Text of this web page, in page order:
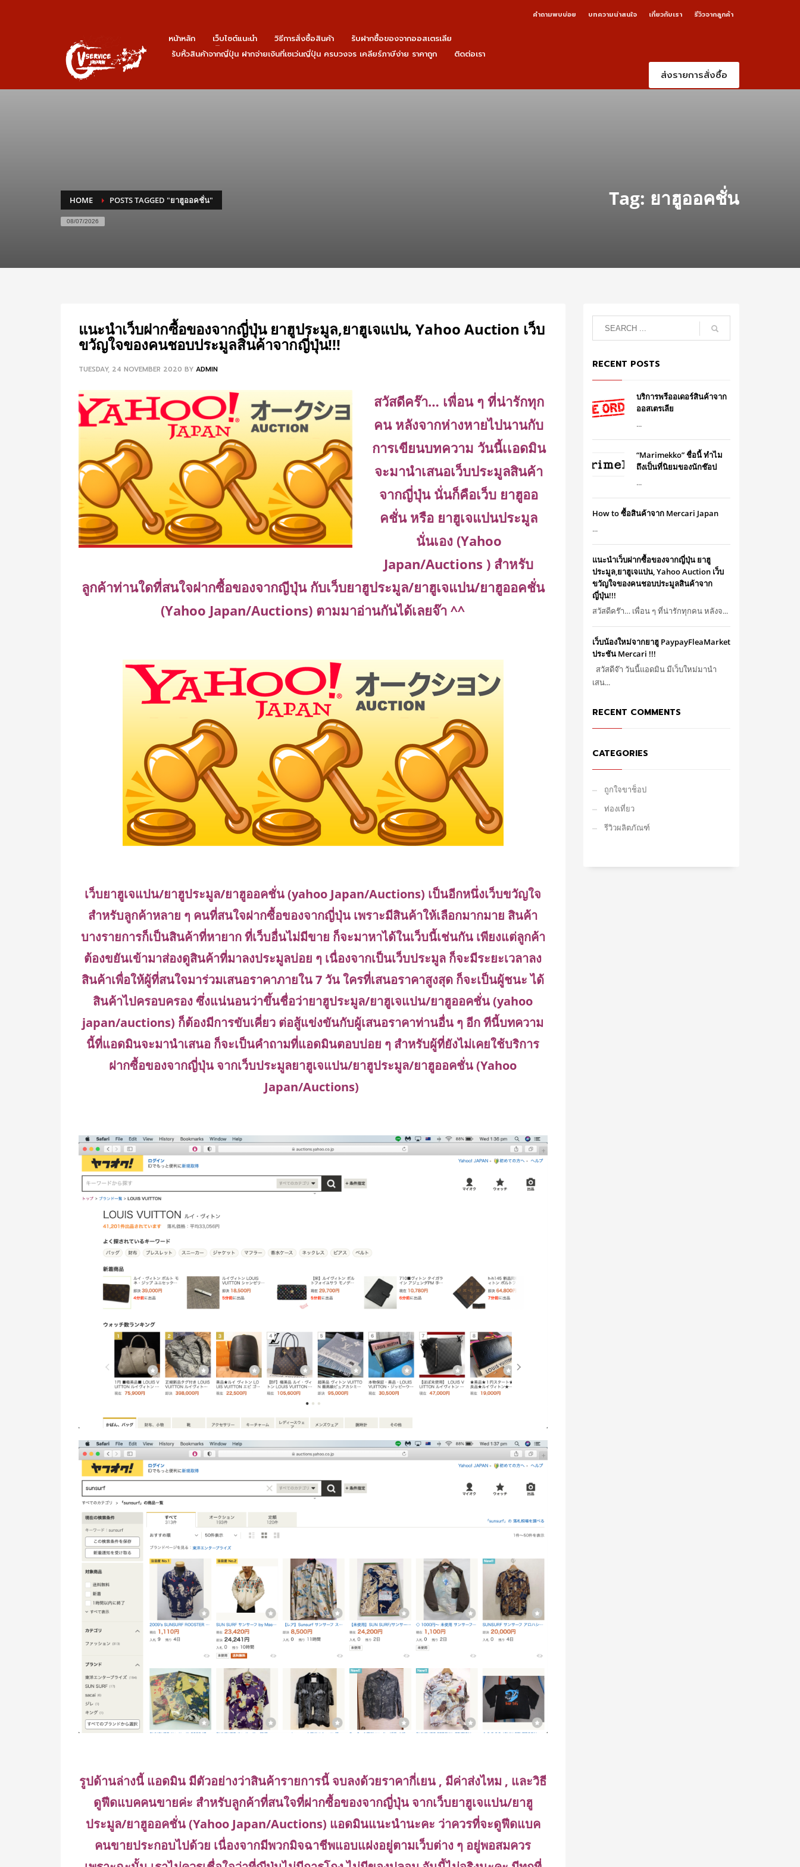
คำถามพบบ่อย บทความน่าสนใจ เกี่ยวกับเรา รีวิวจากลูกค้า
หน้าหลัก เว็บไซต์แนะนำ วิธีการสั่งซื้อสินค้า
รับฝากซื้อของจากออสเตรเลีย
รับหิ้วสินค้าจากญี่ปุ่น ฝากจ่ายเงินที่เซเว่นญี่ปุ่น ครบวงจร เคลียร์ภาษีง่าย ราคาถูก
ติดต่อเรา
ส่งรายการสั่งซื้อ
HOME POSTS TAGGED "ยาฮูออคชั่น"
08/07/2026
Tag: ยาฮูออคชั่น
แนะนำเว็บฝากซื้อของจากญี่ปุ่น ยาฮูประมูล,ยาฮูเจแปน, Yahoo Auction เว็บ
ขวัญใจของคนชอบประมูลสินค้าจากญี่ปุ่น!!!
TUESDAY, 24 NOVEMBER 2020 BY ADMIN
สวัสดีคร๊า… เพื่อน ๆ ที่น่ารักทุก
คน หลังจากห่างหายไปนานกับ
การเขียนบทความ วันนี้เเอดมิน
จะมานำเสนอเว็บประมูลสินค้า
จากญี่ปุ่น นั่นก็คือเว็บ ยาฮูออ
คชั่น หรือ ยาฮูเจแปนประมูล
นั่นเอง (Yahoo
Japan/Auctions ) สำหรับ
ลูกค้าท่านใดที่สนใจฝากซื้อของจากญีปุ่น กับเว็บยาฮูประมูล/ยาฮูเจแปน/ยาฮูออคชั่น
(Yahoo Japan/Auctions) ตามมาอ่านกันได้เลยจ๊า ^^
เว็บยาฮูเจแปน/ยาฮูประมูล/ยาฮูออคชั่น (yahoo Japan/Auctions) เป็นอีกหนึ่งเว็บขวัญใจ
สำหรับลูกค้าหลาย ๆ คนที่สนใจฝากซื้อของจากญี่ปุ่น เพราะมีสินค้าให้เลือกมากมาย สินค้า
บางรายการก็เป็นสินค้าที่หายาก ที่เว็บอื่นไม่มีขาย ก็จะมาหาได้ในเว็บนี้เช่นกัน เพียงแต่ลูกค้า
ต้องขยันเข้ามาส่องดูสินค้าที่มาลงประมูลบ่อย ๆ เนื่องจากเป็นเว็บประมูล ก็จะมีระยะเวลาลง
สินค้าเพื่อให้ผู้ที่สนใจมาร่วมเสนอราคาภายใน 7 วัน ใครที่เสนอราคาสูงสุด ก็จะเป็นผู้ชนะ ได้
สินค้าไปครอบครอง ซึ่งแน่นอนว่าขึ้นชื่อว่ายาฮูประมูล/ยาฮูเจแปน/ยาฮูออคชั่น (yahoo
japan/auctions) ก็ต้องมีการขับเคี่ยว ต่อสู้แข่งขันกับผู้เสนอราคาท่านอื่น ๆ อีก ทีนี้บทความ
นี้ที่แอดมินจะมานำเสนอ ก็จะเป็นคำถามที่แอดมินตอบบ่อย ๆ สำหรับผู้ที่ยังไม่เคยใช้บริการ
ฝากซื้อของจากญี่ปุ่น จากเว็บประมูลยาฮูเจแปน/ยาฮูประมูล/ยาฮูออคชั่น (Yahoo
Japan/Auctions)
รูปด้านล่างนี้ แอดมิน มีตัวอย่างว่าสินค้ารายการนี้ จบลงด้วยราคากี่เยน , มีค่าส่งไหม , และวิธี
ดูฟีดแบคคนขายค่ะ สำหรับลูกค้าที่สนใจที่ฝากซื้อของจากญี่ปุ่น จากเว็บยาฮูเจแปน/ยาฮู
ประมูล/ยาฮูออคชั่น (Yahoo Japan/Auctions) แอดมินแนะนำนะคะ ว่าควรที่จะดูฟีดแบค
คนขายประกอบไปด้วย เนื่องจากมีพวกมิจฉาชีพแอบแฝงอยู่ตามเว็บต่าง ๆ อยู่พอสมควร
RECENT POSTS
บริการพรีออเดอร์สินค้าจาก
ออสเตรเลีย
...
“Marimekko” ชื่อนี้ ทำไม
ถึงเป็นที่นิยมของนักช๊อป
...
How to ซื้อสินค้าจาก Mercari Japan
...
แนะนำเว็บฝากซื้อของจากญี่ปุ่น ยาฮู
ประมูล,ยาฮูเจแปน, Yahoo Auction เว็บ
ขวัญใจของคนชอบประมูลสินค้าจาก
ญี่ปุ่น!!!
สวัสดีคร๊า… เพื่อน ๆ ที่น่ารักทุกคน หลังจ...
เว็บน้องใหม่จากยาฮู PaypayFleaMarket
ประชัน Mercari !!!
สวัสดีจ๊า วันนี้แอดมิน มีเว็บใหม่มานำ
เสน...
RECENT COMMENTS
CATEGORIES
ถูกใจขาช็อป
ท่องเที่ยว
รีวิวผลิตภัณฑ์